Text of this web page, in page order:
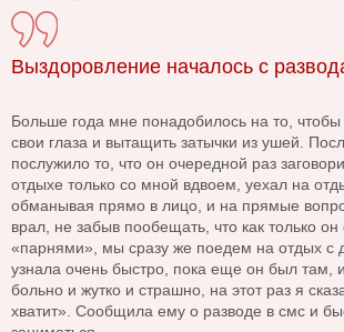
Выздоровление началось с
Больше года мне понадобилось на то, чтобы
свои глаза и вытащить затычки из ушей.
послужило то, что он очередной раз
отдыхе только со мной вдвоем, уехал на
обманывая прямо в лицо, и на прямые
врал, не забыв пообещать, что как только он
«парнями», мы сразу же поедем на отдых с
узнала очень быстро, пока еще он был там,
больно и жутко и страшно, на этот раз я
хватит». Сообщила ему о разводе в смс и